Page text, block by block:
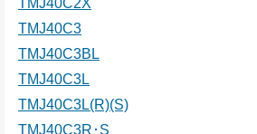
TMJ40C2X
TMJ40C3
TMJ40C3BL
TMJ40C3L
TMJ40C3L(R)(S)
TMJ40C3R･S